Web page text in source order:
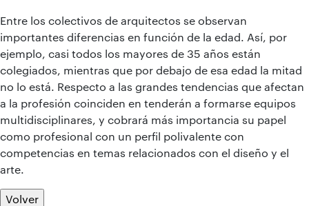
Entre los colectivos de arquitectos se observan
importantes diferencias en función de la edad. Así, por
ejemplo, casi todos los mayores de 35 años están
colegiados, mientras que por debajo de esa edad la mitad
no lo está. Respecto a las grandes tendencias que afectan
a la profesión coinciden en tenderán a formarse equipos
multidisciplinares, y cobrará más importancia su papel
como profesional con un perfil polivalente con
competencias en temas relacionados con el diseño y el
arte.
Volver